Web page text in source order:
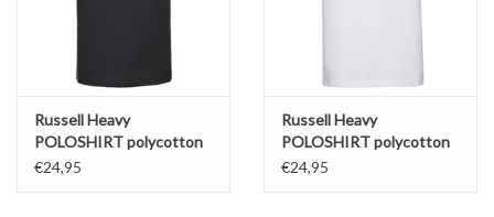
Russell Heavy
POLOSHIRT polycotton
zwart
€24,95
Russell Heavy
POLOSHIRT polycotton
wit
€24,95